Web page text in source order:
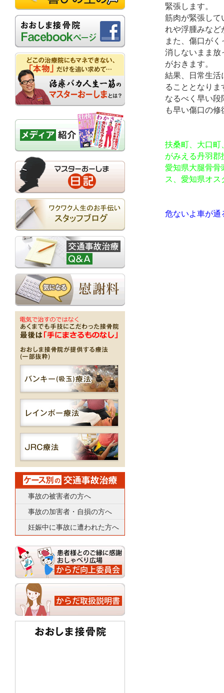
緊張します。
筋肉が緊張して
れや浮腫みなど
また、傷口が
消しないまま放
がおきます。
結果、日常生活
ることとなりま
なるべく早い段
も早い傷口の
扶桑町、大口町
がみえる丹羽郡
愛知県大腿骨骨
ス、愛知県オ
危ないよ車が通
事故の被害者の方へ
事故の加害者・自損の方へ
妊娠中に事故に遭われた方へ